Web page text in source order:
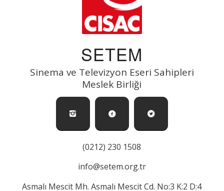
SETEM
Sinema ve Televizyon Eseri Sahipleri
Meslek Birliği
(0212) 230 1508
info@setem.org.tr
Asmalı Mescit Mh. Asmalı Mescit Cd. No:3 K:2 D:4